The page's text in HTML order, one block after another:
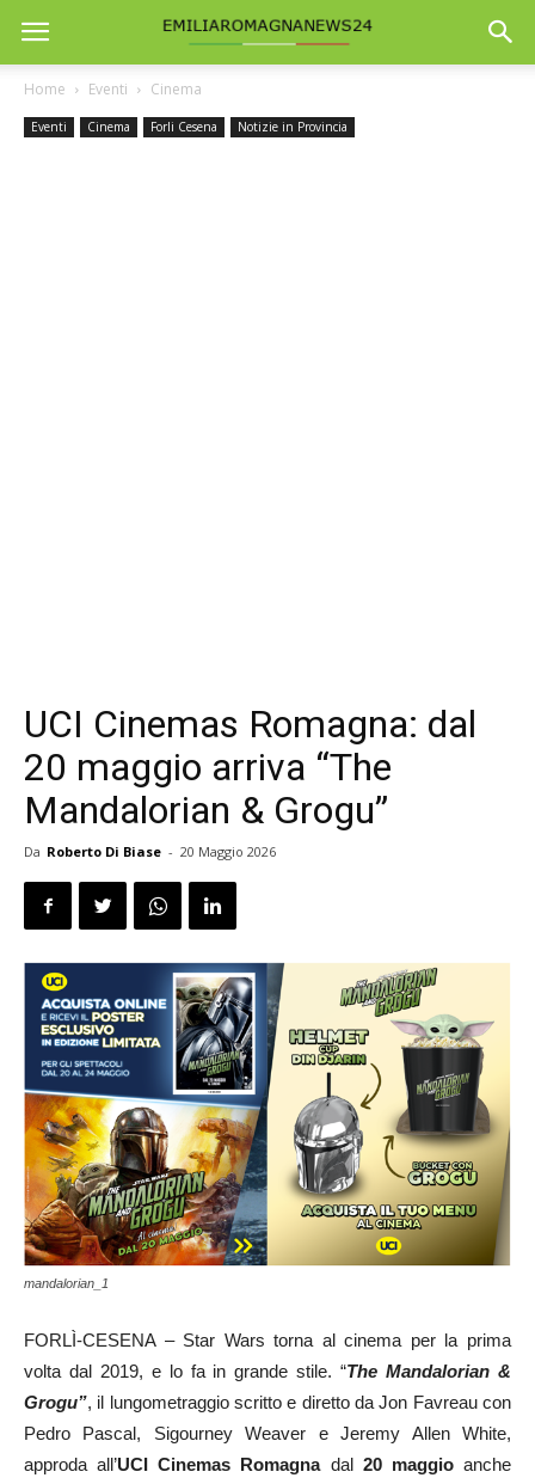
Home Eventi Cinema
Eventi Cinema Forli Cesena Notizie in Provincia
UCI Cinemas Romagna: dal
20 maggio arriva “The
Mandalorian & Grogu”
Da Roberto Di Biase - 20 Maggio 2026
mandalorian_1
FORLÌ-CESENA – Star Wars torna al cinema per la prima
volta dal 2019, e lo fa in grande stile. “The Mandalorian &
Grogu”, il lungometraggio scritto e diretto da Jon Favreau con
Pedro Pascal, Sigourney Weaver e Jeremy Allen White,
approda all’UCI Cinemas Romagnadal 20 maggioanche